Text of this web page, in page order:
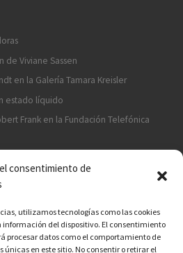
consentimiento de
utilizamos tecnologías como las cookies
del dispositivo. El consentimiento
procesar datos como el comportamiento de
en este sitio. No consentir o retirar el
de Viviane Sassen
en la Galería Tamara Kreisler
estado líquido
Frank en la Fundación Telefónica
EN MANO!